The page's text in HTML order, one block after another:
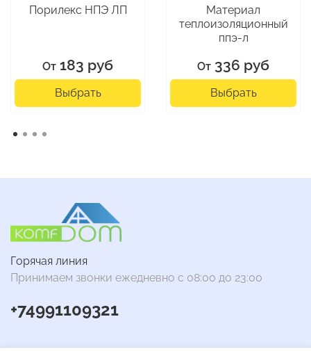
Порилекс НПЭ ЛП
От 183 руб
Выбрать
Материал
теплоизоляционный
ппэ-л
От 336 руб
Выбрать
Горячая линия
Принимаем звонки ежедневно с 08:00 до 23:00
+74991109321